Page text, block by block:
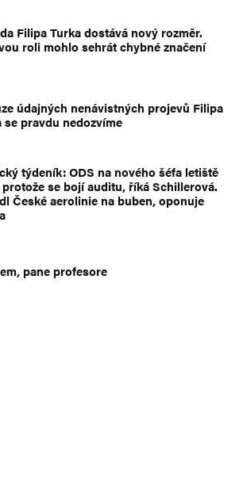
Filipa Turka dostává nový rozměr.
roli mohlo sehrát chybné značení
údajných nenávistných projevů Filipa
se pravdu nedozvíme
týdeník: ODS na nového šéfa letiště
se bojí auditu, říká Schillerová.
České aerolinie na buben, oponuje
pane profesore